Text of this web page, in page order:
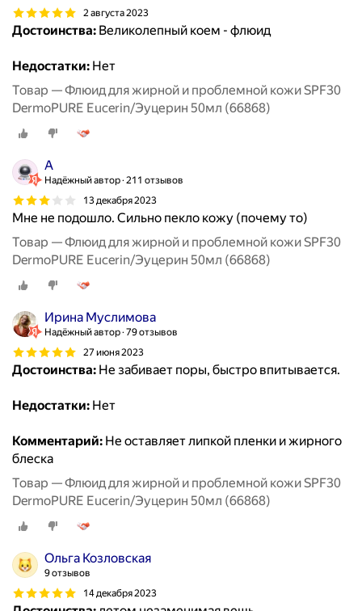
2 августа 2023
Достоинства: Великолепный коем - флюид
Недостатки: Нет
Товар — Флюид для жирной и проблемной кожи SPF30
DermoPURE Eucerin/Эуцерин 50мл (66868)
A
Надёжный автор 211 отзывов
13 декабря 2023
Мне не подошло. Сильно пекло кожу (почему то)
Товар — Флюид для жирной и проблемной кожи SPF30
DermoPURE Eucerin/Эуцерин 50мл (66868)
Ирина Муслимова
Надёжный автор 79 отзывов
27 июня 2023
Достоинства: Не забивает поры, быстро впитывается.
Недостатки: Нет
Комментарий: Не оставляет липкой пленки и жирного
блеска
Товар — Флюид для жирной и проблемной кожи SPF30
DermoPURE Eucerin/Эуцерин 50мл (66868)
Ольга Козловская
9 отзывов
14 декабря 2023